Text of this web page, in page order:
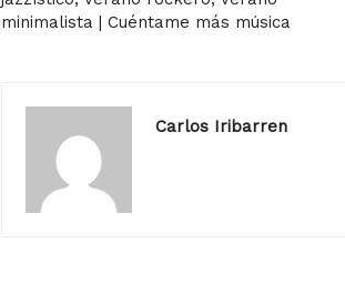
minimalista | Cuéntame más música
Carlos Iribarren